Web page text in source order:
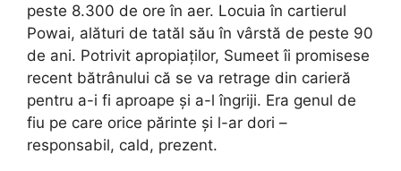
peste 8.300 de ore în aer. Locuia în cartierul
Powai, alături de tatăl său în vârstă de peste 90
de ani. Potrivit apropiaților, Sumeet îi promisese
recent bătrânului că se va retrage din carieră
pentru a-i fi aproape și a-l îngriji. Era genul de
fiu pe care orice părinte și l-ar dori –
responsabil, cald, prezent.